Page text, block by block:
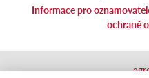
Informace pro
ochraně